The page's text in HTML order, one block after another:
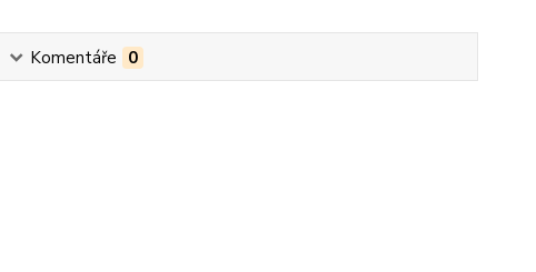
Komentáře 0